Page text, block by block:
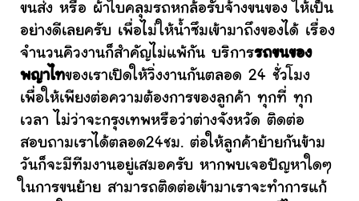
ขนส่ง หรือ ผ้าใบคลุมรถหกล้อรับจ้างขนของ ให้เป็น
อย่างดีเลยครับ เพื่อไม่ให้น้ำซึมเข้ามาถึงของได้ เรื่อง
จำนวนคิวงานก็สำคัญไม่แพ้กัน บริการรถขนของ
พญาไทของเราเปิดให้วิ่งงานกันตลอด 24 ชั่วโมง
เพื่อให้เพียงต่อความต้องการของลูกค้า ทุกที่ ทุก
เวลา ไม่ว่าจะกรุงเทพหรือว่าต่างจังหวัด ติดต่อ
สอบถามเราได้ตลอด24ชม. ต่อให้ลูกค้าย้ายกันข้าม
วันก็จะมีทีมงานอยู่เสมอครับ หากพบเจอปัญหาใดๆ
ในการขนย้าย สามารถติดต่อเข้ามาเราจะทำการแก้